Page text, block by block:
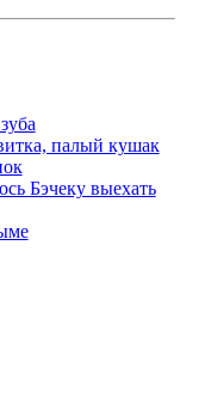
палый кушак
Бэчеку выехать